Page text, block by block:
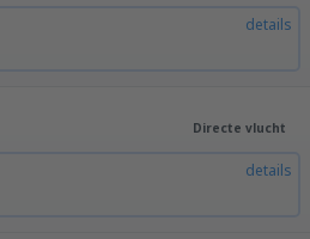
details
Directe vlucht
details